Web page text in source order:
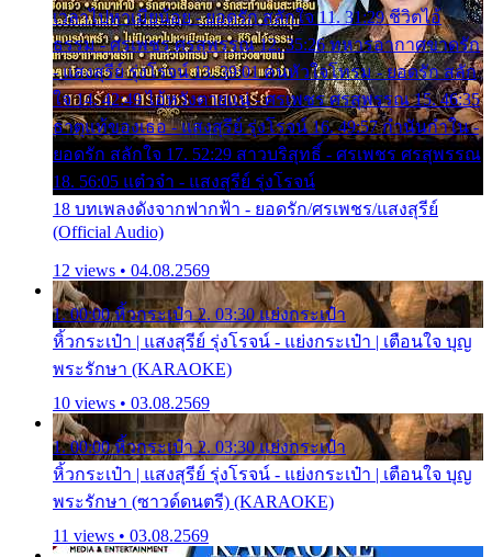
เวลาไปหาเมียน้อย - ยอดรัก สลักใจ 11. 31:29 ชีวิตไอ้
ธรรม - ศรเพชร ศรสุพรรณ 12. 35:26 ทหารอากาศขาดรัก
- แสงสุรีย์ รุ่งโรจน์ 13. 39:01 คนหัวใจโทรม - ยอดรัก สลัก
ใจ 14. 42:49 ไอ้หวังตายแน่ - ศรเพชร ศรสุพรรณ 15. 46:35
ธาตุแท้ของเธอ - แสงสุรีย์ รุ่งโรจน์ 16. 49:57 กำนันกำใน -
ยอดรัก สลักใจ 17. 52:29 สาวบริสุทธิ์ - ศรเพชร ศรสุพรรณ
18. 56:05 แต๋วจ๋า - แสงสุรีย์ รุ่งโรจน์
18 บทเพลงดังจากฟากฟ้า - ยอดรัก/ศรเพชร/แสงสุรีย์
(Official Audio)
12 views • 04.08.2569
1. 00:00 หิ้วกระเป๋า 2. 03:30 แย่งกระเป๋า
หิ้วกระเป๋า | แสงสุรีย์ รุ่งโรจน์ - แย่งกระเป๋า | เตือนใจ บุญ
พระรักษา (KARAOKE)
10 views • 03.08.2569
1. 00:00 หิ้วกระเป๋า 2. 03:30 แย่งกระเป๋า
หิ้วกระเป๋า | แสงสุรีย์ รุ่งโรจน์ - แย่งกระเป๋า | เตือนใจ บุญ
พระรักษา (ซาวด์ดนตรี) (KARAOKE)
11 views • 03.08.2569